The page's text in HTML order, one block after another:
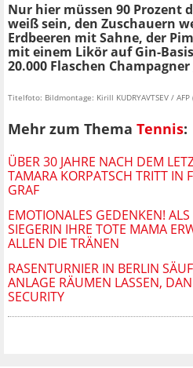
Nur hier müssen 90 Prozent
weiß sein, den Zuschauern
Erdbeeren mit Sahne, der
mit einem Likör auf Gin-
20.000 Flaschen
Titelfoto: Bildmontage: Kirill KUDRYAVTSEV / AFP
Mehr zum Thema Tennis:
ÜBER 30 JAHRE NACH DEM
TAMARA KORPATSCH TRITT IN
RAF
EMOTIONALES GEDENKEN!
SIEGERIN IHRE TOTE MAMA
LLEN DIE TRÄNEN
RASENTURNIER IN BERLIN
ANLAGE RÄUMEN LASSEN,
SECURITY